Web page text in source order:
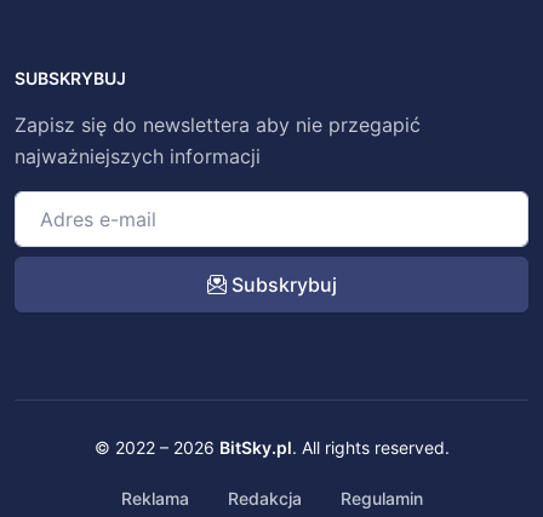
SUBSKRYBUJ
Zapisz się do newslettera aby nie przegapić
najważniejszych informacji
Subskrybuj
© 2022 – 2026 BitSky.pl. All rights reserved.
Reklama Redakcja Regulamin